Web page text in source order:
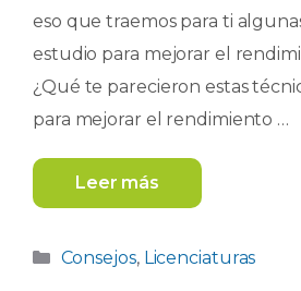
eso que traemos para ti
estudio para mejorar el
¿Qué te parecieron estas
para mejorar el rendimiento …
Leer más
Categorías
Consejos, Licenciaturas